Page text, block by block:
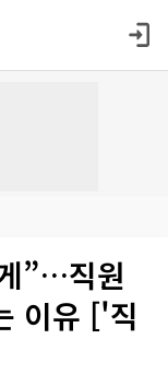
”…직원
이유 ['직